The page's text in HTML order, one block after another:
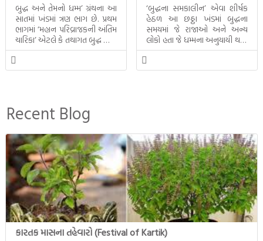
બુદ્ધ અને તેમનો ધમ્મ’ ગ્રંથના આ
સાતમાં ખંડમાં ત્રણ ભાગ છે. પ્રથમ
ભાગમાં ‘મહાન પરિવ્રાજકની અંતિમ
ચારિકા’ એટલે કે તથાગત બુદ્ધ સાથે
સતત પરિભ્રમણ કરતા સહચારીઓ
મુલાકાત, બીજા ભાગમાં તથાગતે
ઉત્તરાધિકારી તરીકે સ્થાપે છે તે
દૃશ્યો અંકિત થયાં છે. ટૂંકમાં બુદ્ધનાં
જીવનના અંતિમ દિવસોની યાત્રાનો
પરિપાક જોવા મળે […]
‘બુદ્ધના સમકાલીન’ એવા શીર્ષક
હેઠળ આ છઠ્ઠા ખંડમાં બુદ્ધના
સમયમાં જે રાજાઓ અને અન્ય
લોકો હતા જે ધમ્મના અનુયાયી થયા.
તેમનો અને બુદ્ધ વચ્ચે થયેલો
Recent Blog
કારતક માસના તહેવારો (Festival of Kartik)